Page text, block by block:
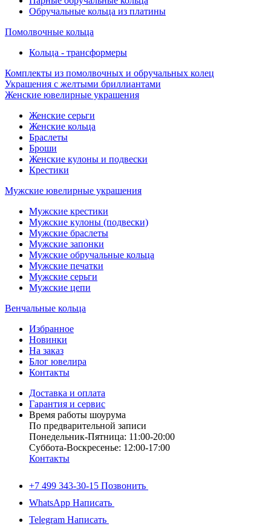
Обручальные кольца из платины
Помолвочные кольца
Кольца - трансформеры
Комплекты из помолвочных и обручальных колец
Украшения с желтыми бриллиантами
Женские ювелирные украшения
Женские серьги
Женские кольца
Браслеты
Броши
Женские кулоны и подвески
Крестики
Мужские ювелирные украшения
Мужские крестики
Мужские кулоны (подвески)
Мужские браслеты
Мужские запонки
Мужские обручальные кольца
Мужские печатки
Мужские серьги
Мужские цепи
Венчальные кольца
Избранное
Новинки
На заказ
Блог ювелира
Контакты
Доставка и оплата
Гарантия и сервис
Время работы шоурума
По предварительной записи
Понедельник-Пятница: 11:00-20:00
Суббота-Bоcкресенье: 12:00-17:00
Контакты
+7 499 343-30-15 Позвонить
WhatsApp Написать
Telegram Написать